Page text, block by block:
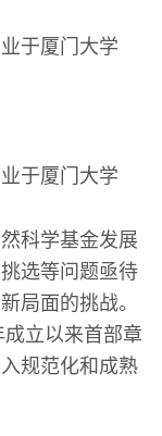
科学基金发展
选等问题亟待
局面的挑战。
立以来首部章
规范化和成熟